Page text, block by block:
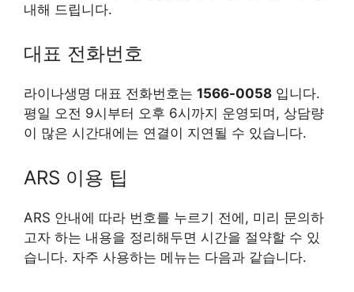
내해 드립니다.
대표 전화번호
라이나생명 대표 전화번호는 1566-0058 입니다.
평일 오전 9시부터 오후 6시까지 운영되며, 상담량
이 많은 시간대에는 연결이 지연될 수 있습니다.
ARS 이용 팁
ARS 안내에 따라 번호를 누르기 전에, 미리 문의하
고자 하는 내용을 정리해두면 시간을 절약할 수 있
습니다. 자주 사용하는 메뉴는 다음과 같습니다.